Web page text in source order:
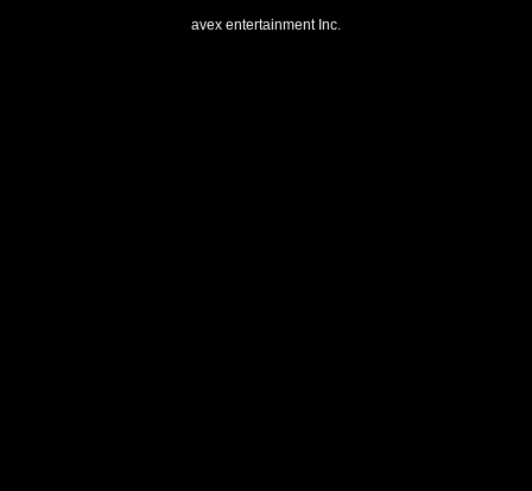
avex entertainment Inc.